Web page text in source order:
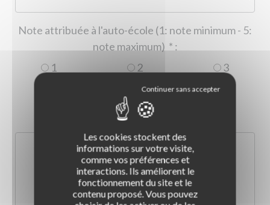
Note attribuée à l'auto-école (1: note minimum - 5:
* :
1
2
3
5
Les cookies stockent des
informations sur votre visite,
comme vos préférences et
interactions. Ils améliorent le
fonctionnement du site et le
contenu proposé. Vous pouvez